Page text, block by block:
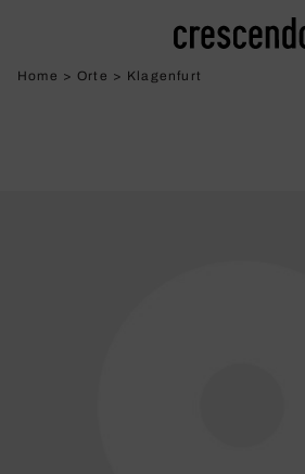
Home > Orte > Klagenfurt